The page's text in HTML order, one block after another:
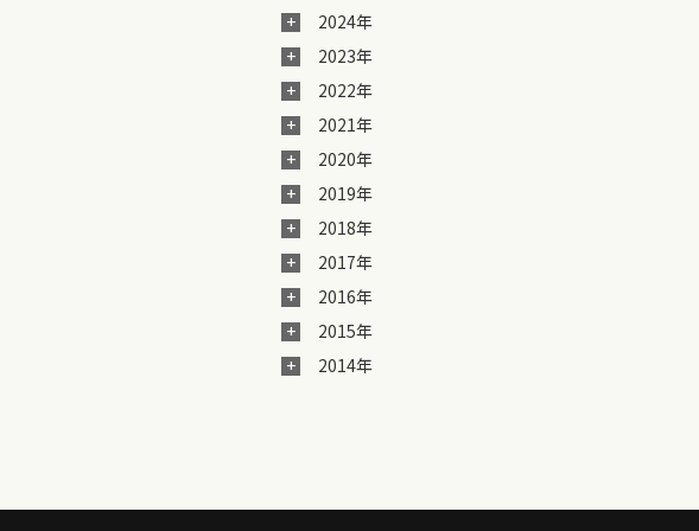
2024年
2023年
2022年
2021年
2020年
2019年
2018年
2017年
2016年
2015年
2014年